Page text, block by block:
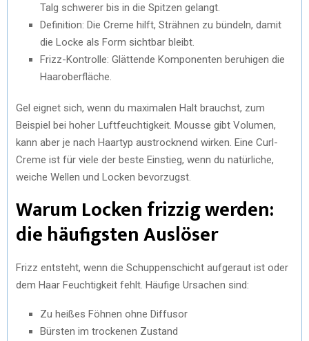
Talg schwerer bis in die Spitzen gelangt.
Definition: Die Creme hilft, Strähnen zu bündeln, damit
die Locke als Form sichtbar bleibt.
Frizz-Kontrolle: Glättende Komponenten beruhigen die
Haaroberfläche.
Gel eignet sich, wenn du maximalen Halt brauchst, zum
Beispiel bei hoher Luftfeuchtigkeit. Mousse gibt Volumen,
kann aber je nach Haartyp austrocknend wirken. Eine Curl-
Creme ist für viele der beste Einstieg, wenn du natürliche,
weiche Wellen und Locken bevorzugst.
Warum Locken frizzig werden:
die häufigsten Auslöser
Frizz entsteht, wenn die Schuppenschicht aufgeraut ist oder
dem Haar Feuchtigkeit fehlt. Häufige Ursachen sind:
Zu heißes Föhnen ohne Diffusor
Bürsten im trockenen Zustand